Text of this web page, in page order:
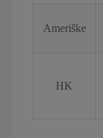
Ameriške
HK